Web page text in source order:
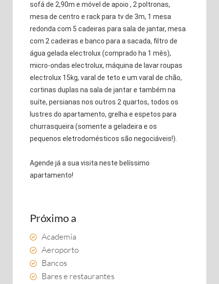
sofá de 2,90m e móvel de apoio , 2 poltronas,
mesa de centro e rack para tv de 3m, 1 mesa
redonda com 5 cadeiras para sala de jantar, mesa
com 2 cadeiras e banco para a sacada, filtro de
água gelada electrolux (comprado ha 1 mês),
micro-ondas electrolux, máquina de lavar roupas
electrolux 15kg, varal de teto e um varal de chão,
cortinas duplas na sala de jantar e também na
suíte, persianas nos outros 2 quartos, todos os
lustres do apartamento, grelha e espetos para
churrasqueira (somente a geladeira e os
pequenos eletrodomésticos são negociáveis!).
Agende já a sua visita neste belíssimo
apartamento!
Próximo a
Academia
Aeroporto
Bancos
Bares e restaurantes